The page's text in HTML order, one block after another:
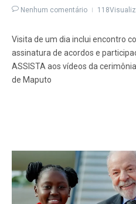
Nenhum comentário
Visita de um dia inclui encontro
assinatura de acordos e
ASSISTA aos vídeos da
de Maputo